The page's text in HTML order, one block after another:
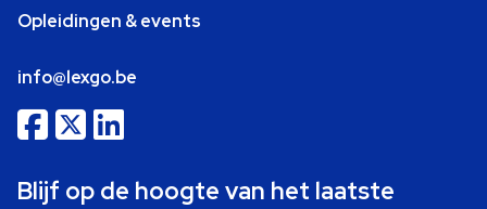
Opleidingen & events
info@lexgo.be
Blijf op de hoogte van het laatste